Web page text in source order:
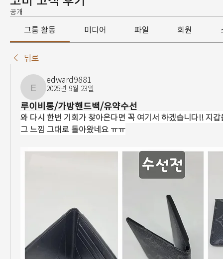
공개
그룹 활동 미디어 파일 회원
뒤로
edward9881
edward9881
2025년 9월 23일
루이비통/가방핸드백/유약수선
와 다시 한번 기회가 찾아온다면 꼭 여기서 하겠습니다!! 지
그 느낌 그대로 돌아왔네요 ㅠㅠ